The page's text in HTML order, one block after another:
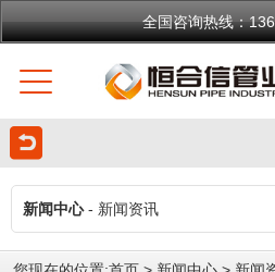
全国咨询热线：
新闻中心- 新闻资讯